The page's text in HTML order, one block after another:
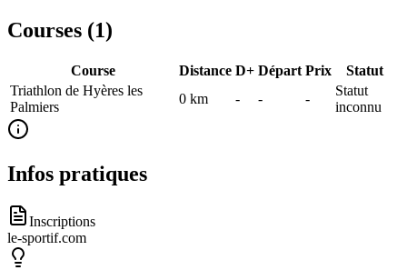
Courses (1)
Course Distance D+ Départ Prix
Statut
Triathlon de Hyères les
Palmiers
0 km - - -
Statut
inconnu
Infos pratiques
Inscriptions
le-sportif.com